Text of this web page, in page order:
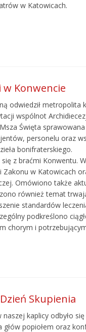
w Katowicach.
Konwencie
odwiedził metropolita
wspólnot
Święta
personelu oraz
bonifraterskiego.
się z braćmi Konwentu.
w Katowicach
Omówiono także
również temat
standardów
podkreślono
chorym i
Dzień Skupienia
kaplicy odbyło
popiołem oraz